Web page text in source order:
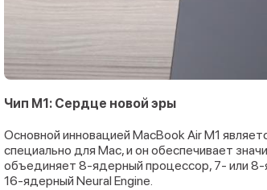
Чип M1: Сердце новой эры
Основной инновацией MacBook Air M1
специально для Mac, и он обеспечивает
объединяет 8-ядерный процессор, 7- или 8-
16-ядерный Neural Engine.